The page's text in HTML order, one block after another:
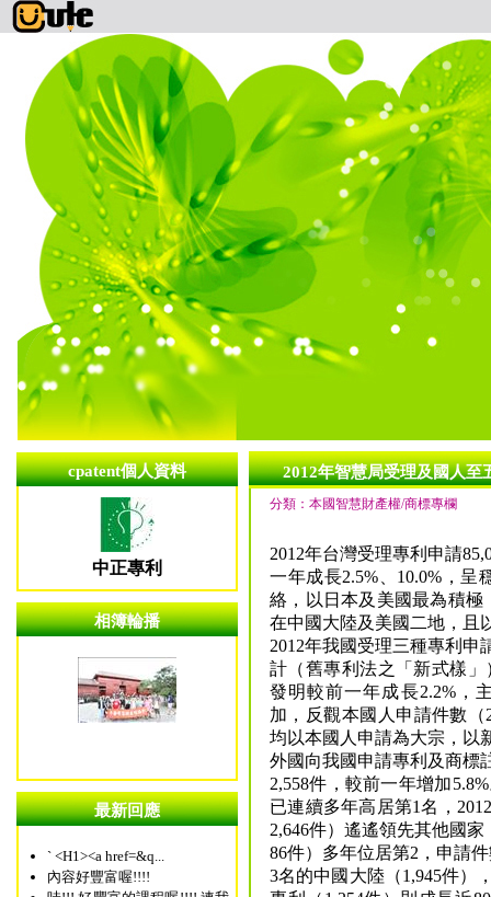
cpatent個人資料
中正專利
相簿輪播
最新回應
` <H1><a href=&q...
內容好豐富喔!!!!
2012年智慧局受理及國人至
分類：本國智慧財產權/商標專欄
2012年台灣受理專利申請
一年成長2.5%、10.0%，
絡，以日本及美國最為積
在中國大陸及美國二地，且
2012年我國受理三種專利申
計（舊專利法之「新式樣
發明較前一年成長2.2%，
加，反觀本國人申請件數
均以本國人申請為大宗，以
外國向我國申請專利及商標
2,558件，較前一年增加
已連續多年高居第1名，
2,646件）遙遙領先其他國
86件）多年位居第2，申請
3名的中國大陸（1,945件）